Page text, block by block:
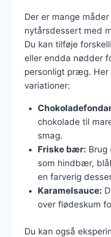
Der er mange
nytårsdessert med
Du kan tilføje
eller endda nødder
personligt præg. Her
variationer:
chokolade til
smag.
Friske bær:
som hindbær,
en farverig
Karamelsauce:
over flødeskum
Du kan også